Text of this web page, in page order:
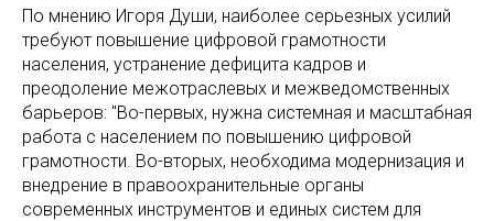
По мнению Игоря Души, наиболее серьезных усилий
требуют повышение цифровой грамотности
населения, устранение дефицита кадров и
преодоление межотраслевых и межведомственных
барьеров: "Во-первых, нужна системная и масштабная
работа c населением по повышению цифровой
грамотности. Во-вторых, необходима модернизация и
внедрение в правоохранительные органы
современных инструментов и единых систем для